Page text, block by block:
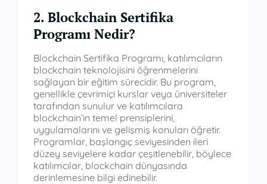
2. Blockchain Sertifika
Programı Nedir?
Blockchain Sertifika Programı, katılımcıların
blockchain teknolojisini öğrenmelerini
sağlayan bir eğitim sürecidir. Bu program,
genellikle çevrimiçi kurslar veya üniversiteler
tarafından sunulur ve katılımcılara
blockchain’in temel prensiplerini,
uygulamalarını ve gelişmiş konuları öğretir.
Programlar, başlangıç seviyesinden ileri
düzey seviyelere kadar çeşitlenebilir, böylece
katılımcılar, blockchain dünyasında
derinlemesine bilgi edinebilir.